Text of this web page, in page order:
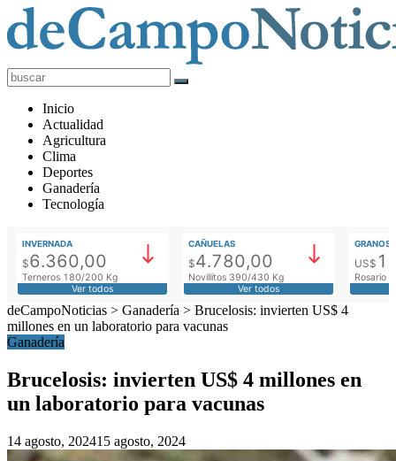
deCampoNoticias
Actualidad
Agropecuaria
Inicio
Actualidad
Agricultura
Clima
Deportes
Ganadería
Tecnología
INVERNADA
$6.360,00
Terneros 180/200 Kg
Ver todos
CAÑUELAS
$4.780,00
Novillitos 390/430 Kg
Ver todos
GRANOS
US$
Rosario
deCampoNoticias > Ganadería > Brucelosis: invierten US$ 4
millones en un laboratorio para vacunas
Ganadería
Brucelosis: invierten US$ 4 millones en
un laboratorio para vacunas
14 agosto, 202415 agosto, 2024